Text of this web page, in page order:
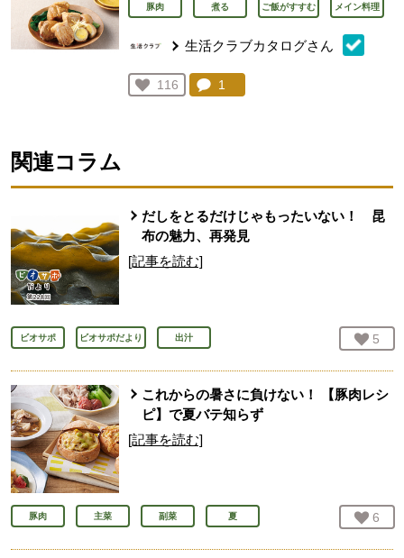
豚肉 煮る ご飯がすすむ メイン料理
生活クラブカタログさん
お気に入り登録：
116
人が登録
コメント：
1
関連コラム
だしをとるだけじゃもったいない！ 昆
布の魅力、再発見
[記事を読む]
ビオサポ ビオサポだより 出汁 お気
5
これからの暑さに負けない！ 【豚肉レシ
ピ】で夏バテ知らず
[記事を読む]
豚肉 主菜 副菜 夏 お気
6